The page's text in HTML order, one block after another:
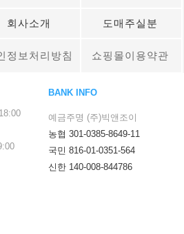
회사소개 도매주실분
정보처리방침 쇼핑몰이용약관
18:00
BANK INFO
예금주명 (주)빅앤조이
농협 301-0385-8649-11
국민 816-01-0351-564
신한 140-008-844786